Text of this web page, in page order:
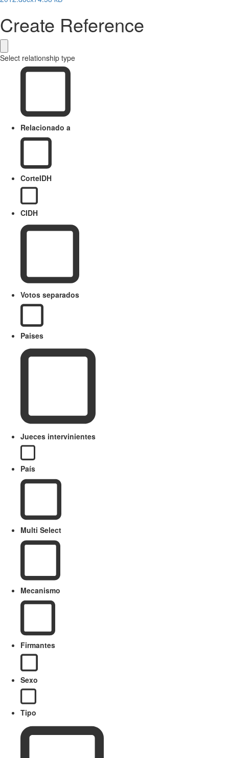
Create Reference
Select relationship type
Relacionado a
CorteIDH
CIDH
Votos separados
Paises
Jueces intervinientes
País
Multi Select
Mecanismo
Firmantes
Sexo
Tipo